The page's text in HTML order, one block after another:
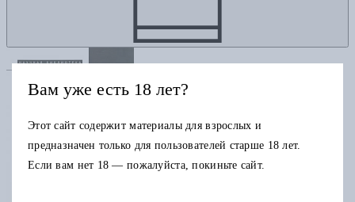
Вам уже есть 18 лет?
Этот сайт содержит материалы для взрослых и
предназначен только для пользователей старше 18 лет.
Если вам нет 18 — пожалуйста, покиньте сайт.